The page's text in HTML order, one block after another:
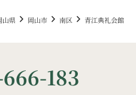
山県 岡山市 南区 青江典礼会館
183